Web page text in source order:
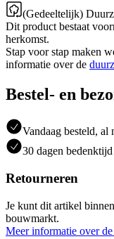
(Gedeeltelijk)
Dit product bestaat
herkomst.
Stap voor stap maken
informatie over de
Bestel- en
Vandaag besteld,
30 dagen bedenktijd
Retourneren
Je kunt dit artikel
bouwmarkt.
Meer informatie over